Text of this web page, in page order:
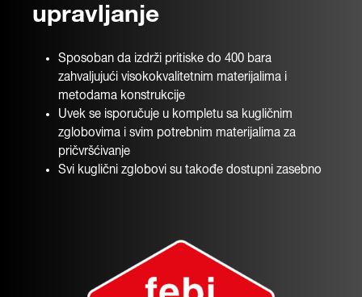
upravljanje
Sposoban da izdrži pritiske do 400 bara
zahvaljujući visokokvalitetnim materijalima i
metodama konstrukcije
Uvek se isporučuje u kompletu sa kugličnim
zglobovima i svim potrebnim materijalima za
pričvršćivanje
Svi kuglični zglobovi su takođe dostupni zasebno